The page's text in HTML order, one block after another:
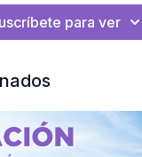
te ayudará a
para ver